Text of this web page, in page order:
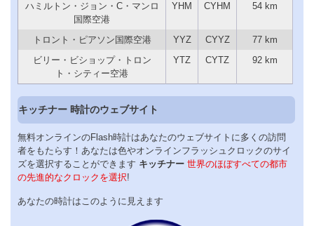
ハミルトン・ジョン・C・マンロ
国際空港
YHM CYHM 54 km
トロント・ピアソン国際空港 YYZ CYYZ
77 km
ビリー・ビショップ・トロン
ト・シティー空港
YTZ CYTZ 92 km
キッチナー 時計のウェブサイト
無料オンラインのFlash時計はあなたのウェブサイトに多くの訪問
者をもたらす！あなたは色やオンラインフラッシュクロックのサイ
ズを選択することができます キッチナー 世界のほぼすべての都市
の先進的なクロックを選択!
あなたの時計はこのように見えます